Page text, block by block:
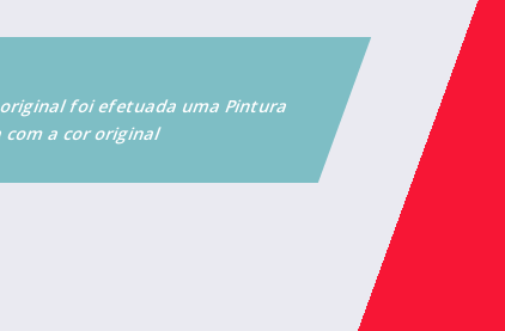
foi efetuada uma Pintura
com a cor original